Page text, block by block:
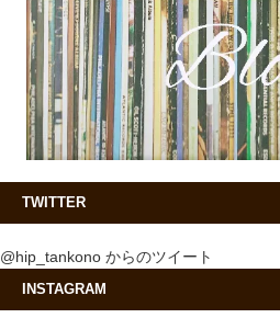
TWITTER
@hip_tankono からのツイート
INSTAGRAM